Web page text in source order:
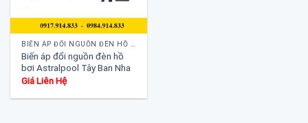
BIẾN ÁP ĐỔI NGUỒN ĐÈN HỒ BƠI
Biến áp đổi nguồn đèn hồ
bơi Astralpool Tây Ban Nha
Giá Liên Hệ